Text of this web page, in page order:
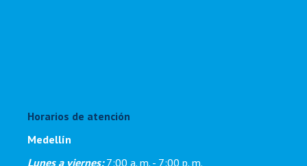
Horarios de atención
Medellín
Lunes a viernes:7:00 a. m. - 7:00 p. m.